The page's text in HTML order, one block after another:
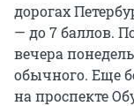
дорогах
— до 7 баллов.
вечера
обычного. Еще
на проспекте